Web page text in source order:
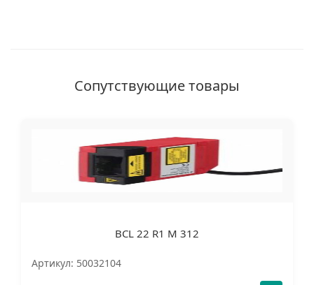
Сопутствующие товары
BCL 22 R1 M 312
Артикул: 50032104